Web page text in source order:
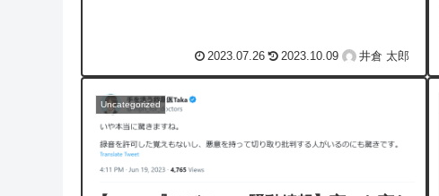
2023.07.26 2023.10.09 井倉 太郎
Uncategorized